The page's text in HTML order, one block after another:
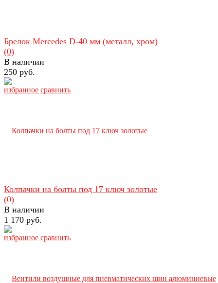
избранное сравнить
Брелок Mercedes D-40 мм (металл, хром)
(0)
В наличии
250 руб.
избранное сравнить
Колпачки на болты под 17 ключ золотые
(0)
В наличии
1 170 руб.